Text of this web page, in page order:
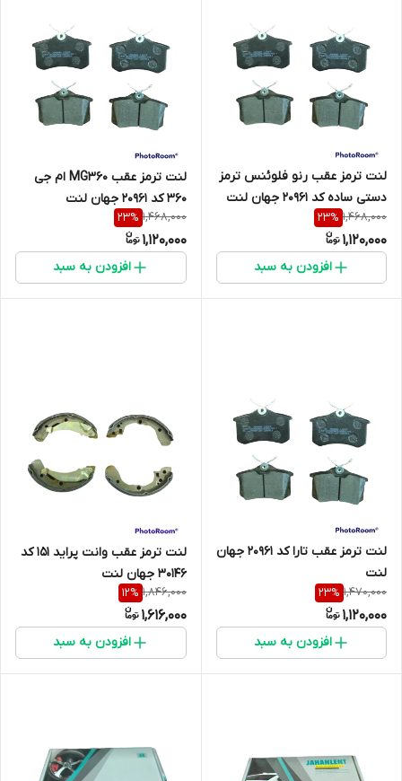
لنت ترمز عقب رنو فلوئنس ترمز
دستی ساده کد 20961 جهان لنت
1,468,000
23%
1,120,000
افزودن به سبد
لنت ترمز عقب MG360 ام جی
360 کد 20961 جهان لنت
1,468,000
23%
1,120,000
افزودن به سبد
لنت ترمز عقب تارا کد 20961 جهان
لنت
1,470,000
23%
1,120,000
افزودن به سبد
لنت ترمز عقب وانت پراید 151 کد
30146 جهان لنت
1,846,000
12%
1,616,000
افزودن به سبد